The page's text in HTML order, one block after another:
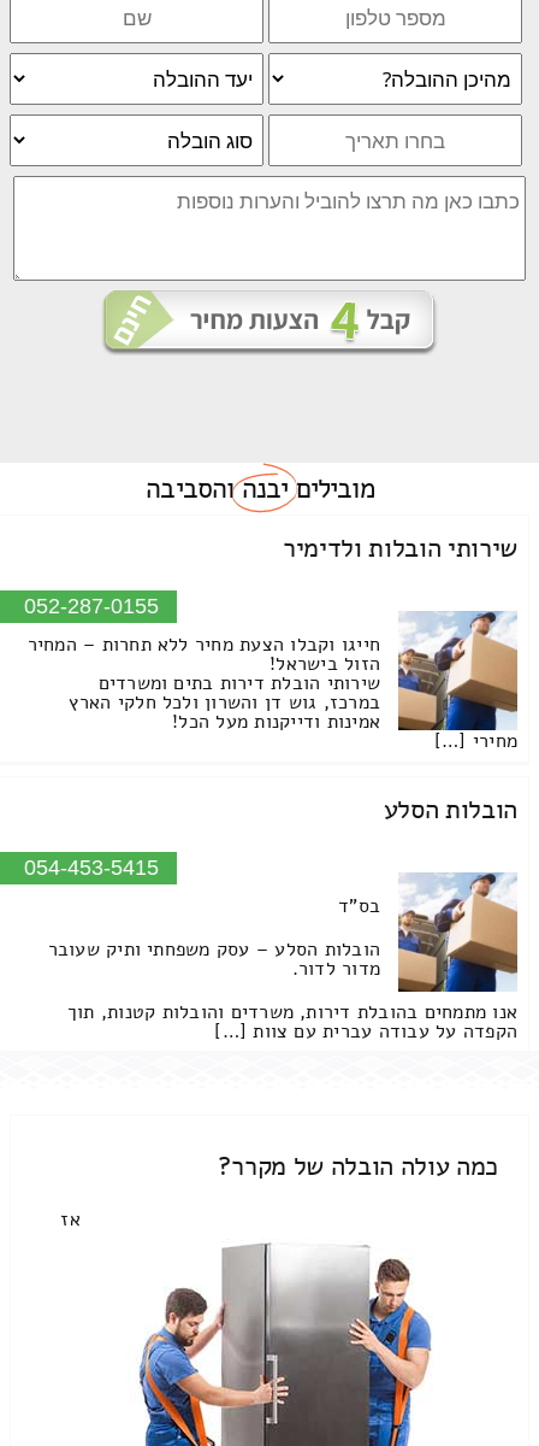
מוביליםיבנהוהסביבה
שירותי הובלות ולדימיר
052-287-0155
חייגו וקבלו הצעת מחיר ללא תחרות – המחיר
הזול בישראל!
שירותי הובלת דירות בתים ומשרדים
במרכז, גוש דן והשרון ולכל חלקי הארץ
אמינות ודייקנות מעל הכל!
מחירי […]
הובלות הסלע
054-453-5415
בס"ד
הובלות הסלע – עסק משפחתי ותיק שעובר
מדור לדור.
אנו מתמחים בהובלת דירות, משרדים והובלות קטנות, תוך
הקפדה על עבודה עברית עם צוות […]
כמה עולה הובלה של מקרר?
אז